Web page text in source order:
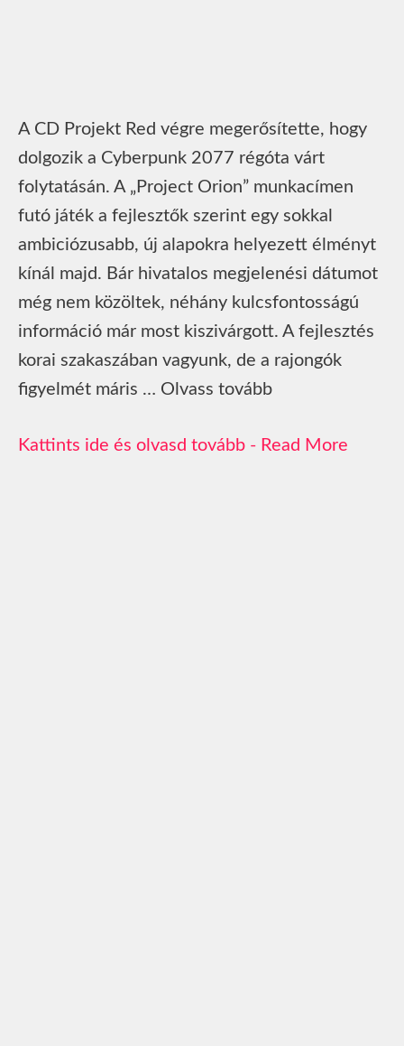
A CD Projekt Red végre megerősítette, hogy
dolgozik a Cyberpunk 2077 régóta várt
folytatásán. A „Project Orion” munkacímen
futó játék a fejlesztők szerint egy sokkal
ambiciózusabb, új alapokra helyezett élményt
kínál majd. Bár hivatalos megjelenési dátumot
még nem közöltek, néhány kulcsfontosságú
információ már most kiszivárgott. A fejlesztés
korai szakaszában vagyunk, de a rajongók
figyelmét máris … Olvass tovább
Read More